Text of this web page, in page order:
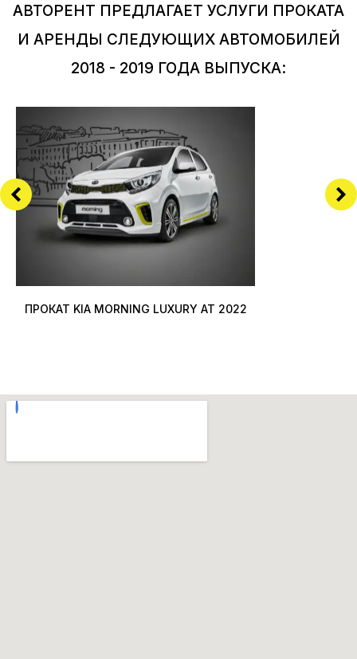
АВТОРЕНТ ПРЕДЛАГАЕТ УСЛУГИ ПРОКАТА
И АРЕНДЫ СЛЕДУЮЩИХ АВТОМОБИЛЕЙ
2018 - 2019 ГОДА ВЫПУСКА:
ПРОКАТ KIA MORNING LUXURY AT 2022